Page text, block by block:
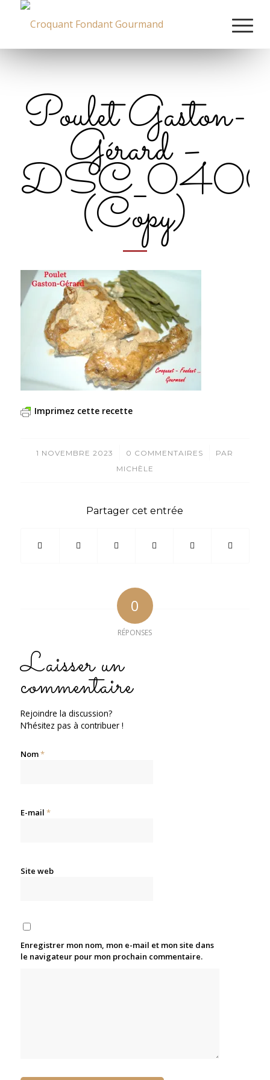
Poulet Gaston-
Gérard –
(Copy)
Imprimez cette recette
1 NOVEMBRE 2023
/ 0 COMMENTAIRES
/
PAR
MICHÈLE
Partager cet entrée
0
RÉPONSES
Laisser un
commentaire
Rejoindre la discussion?
N’hésitez pas à contribuer !
Nom*
E-mail *
Site web
Enregistrer mon nom, mon e-mail et mon site dans
le navigateur pour mon prochain commentaire.